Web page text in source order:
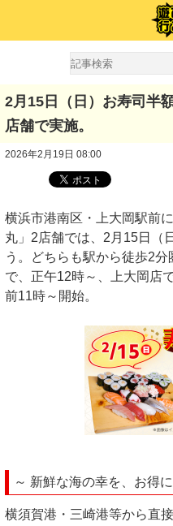
2月15日（日）お寿司半
店舗で実施。
2026年2月19日 08:00
横浜市港南区・上大岡駅前
丸」2店舗では、2月15日（
う。どちらも駅から徒歩2分
で、正午12時～、上大岡店
前11時～開始。
～ 新鮮な海の幸を、お得
横須賀港・三崎港等から直